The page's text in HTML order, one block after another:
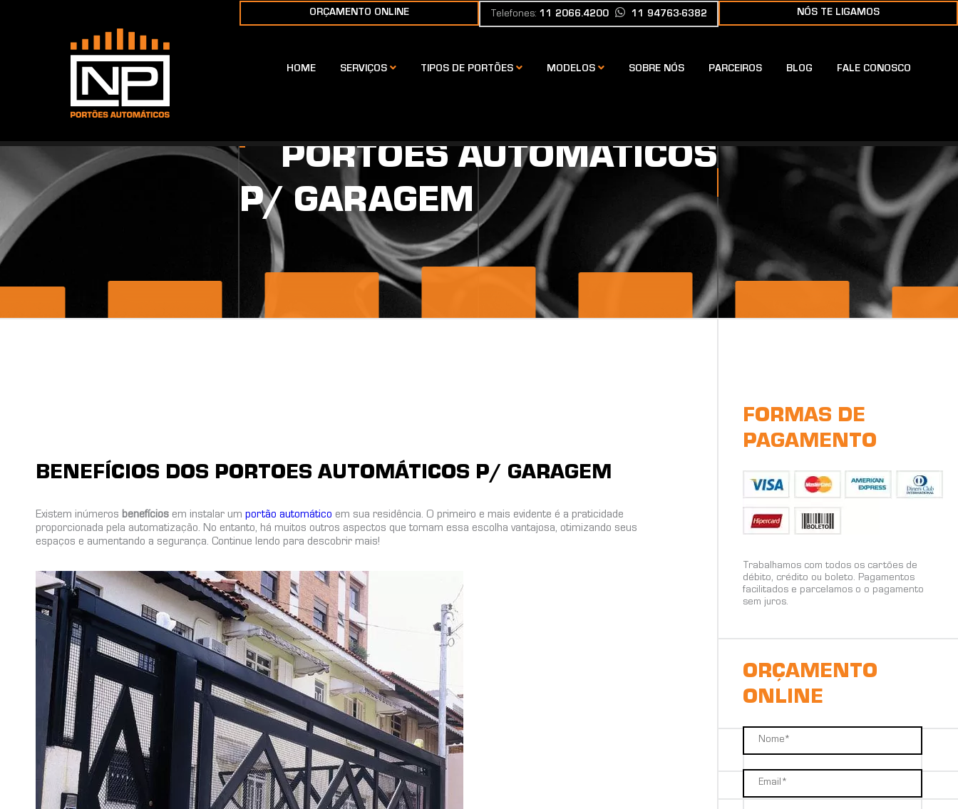
ORÇAMENTO ONLINE Telefones: 11 2066.4200 11 94763-6382 NÓS TE LIGAMOS
HOME SERVIÇOS TIPOS DE PORTÕES MODELOS SOBRE NÓS PARCEIROS BLOG FALE CONOSCO
PORTOES AUTOMÁTICOS
P/ GARAGEM
BENEFÍCIOS DOS PORTOES AUTOMÁTICOS P/ GARAGEM
Existem inúmeros benefícios em instalar umportão automático em sua residência. O primeiro e mais evidente é a praticidade
proporcionada pela automatização. No entanto, há muitos outros aspectos que tornam essa escolha vantajosa, otimizando seus
espaços e aumentando a segurança. Continue lendo para descobrir mais!
FORMAS DE
PAGAMENTO
Trabalhamos com todos os cartões de
débito, crédito ou boleto. Pagamentos
facilitados e parcelamos o o pagamento
sem juros.
ORÇAMENTO
ONLINE